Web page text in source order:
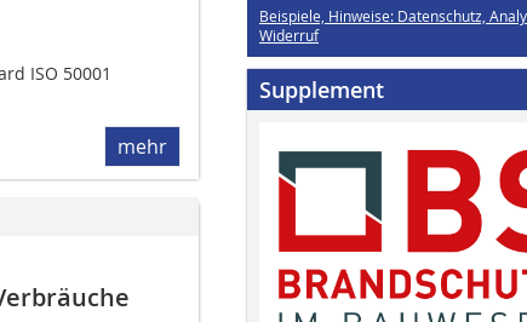
ISO 50001
mehr
Beispiele, Hinweise: Datenschutz,
Widerruf
Supplement